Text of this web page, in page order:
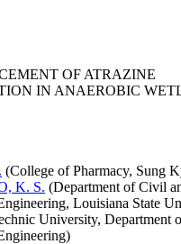
OF ATRAZINE
IN ANAEROBIC
(College of Pharmacy, Sung
K. S. (Department of Civil
Louisiana State
University, Department